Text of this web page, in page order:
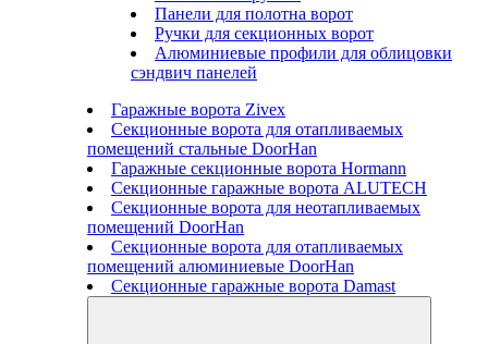
Панели для полотна ворот
Ручки для секционных ворот
Алюминиевые профили для облицовки
сэндвич панелей
Гаражные ворота Zivex
Секционные ворота для отапливаемых
помещений стальные DoorHan
Гаражные секционные ворота Hormann
Секционные гаражные ворота ALUTECH
Секционные ворота для неотапливаемых
помещений DoorHan
Секционные ворота для отапливаемых
помещений алюминиевые DoorHan
Секционные гаражные ворота Damast